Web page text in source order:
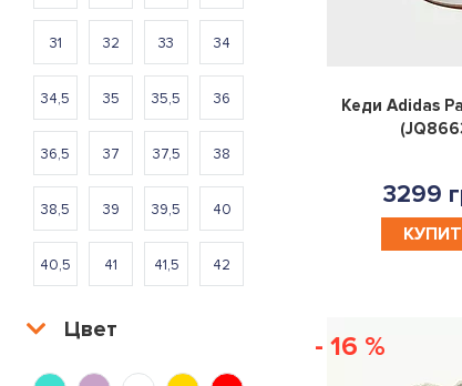
31 32 33 34
34,5 35 35,5 36
36,5 37 37,5 38
38,5 39 39,5 40
40,5 41 41,5 42
42,5
44,5 45 46 46,5
Цвет
Кеди Adidas
3299
- 16 %